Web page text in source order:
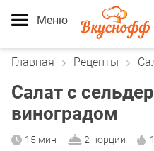
Меню
Главная Рецепты
Салат с
виноградом
15 мин 2 порции